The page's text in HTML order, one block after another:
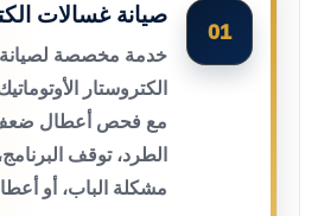
01
صيانة غسالات
خدمة مخصصة
الكتروستار
مع فحص أعطال
الطرد، توقف
مشكلة الباب، أو